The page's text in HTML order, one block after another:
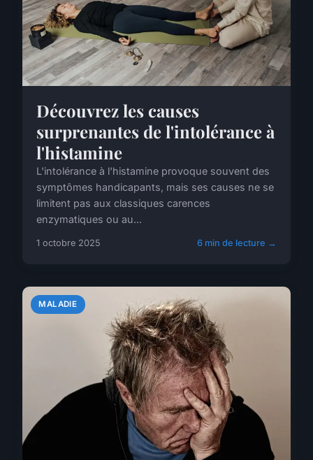
Découvrez les causes
surprenantes de l'intolérance à
l'histamine
L'intolérance à l'histamine provoque souvent des
symptômes handicapants, mais ses causes ne se
limitent pas aux classiques carences
enzymatiques ou au...
1 octobre 2025 6 min de lecture →
MALADIE